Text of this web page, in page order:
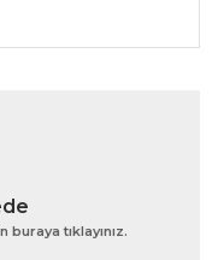
ve
tıklayınız.